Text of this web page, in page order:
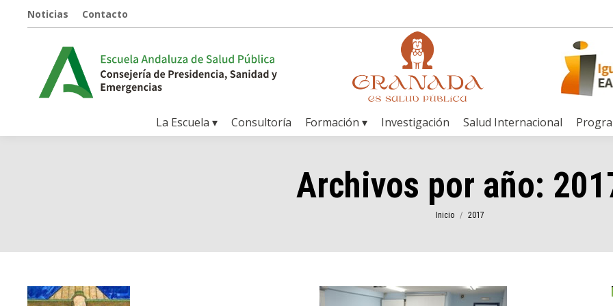
Noticias Contacto
La Escuela ▾ Consultoría Formación ▾ Investigación Salud Internacional
Archivos por año:
Estás aquí:
Inicio 2017